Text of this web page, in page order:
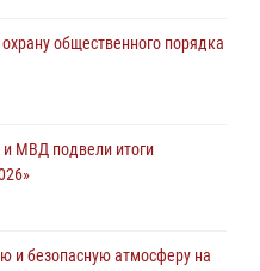
в Темниковеобщественного порядка
МВД подвели итоги
и безопасную атмосферу на